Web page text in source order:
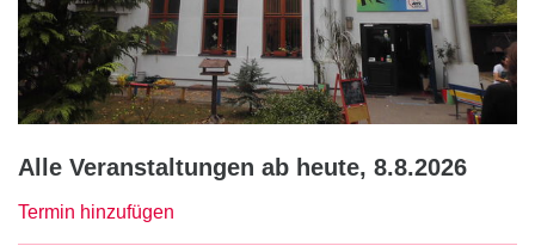
Alle Veranstaltungen ab heute, 8.8.2026
Termin hinzufügen